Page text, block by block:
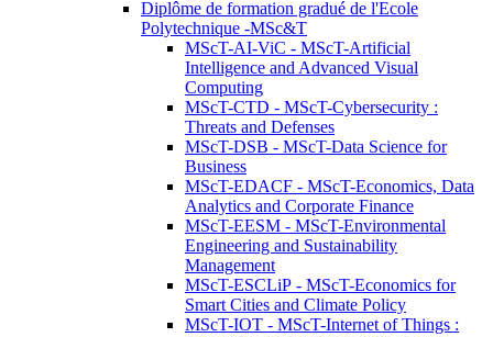
Diplôme de formation gradué de l'Ecole
Polytechnique -MSc&T
MScT-AI-ViC - MScT-Artificial
Intelligence and Advanced Visual
Computing
MScT-CTD - MScT-Cybersecurity :
Threats and Defenses
MScT-DSB - MScT-Data Science for
Business
MScT-EDACF - MScT-Economics, Data
Analytics and Corporate Finance
MScT-EESM - MScT-Environmental
Engineering and Sustainability
Management
MScT-ESCLiP - MScT-Economics for
Smart Cities and Climate Policy
MScT-IOT - MScT-Internet of Things :